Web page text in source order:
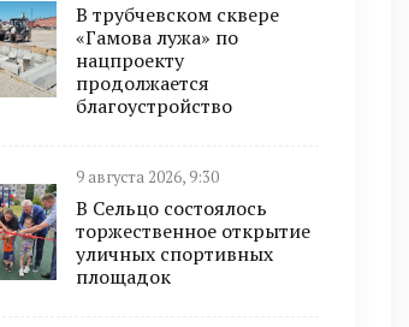
В трубчевском сквере
«Гамова лужа» по
нацпроекту
продолжается
благоустройство
9 августа 2026, 9:30
В Сельцо состоялось
торжественное открытие
уличных спортивных
площадок